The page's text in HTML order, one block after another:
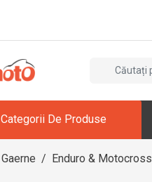
Categorii De Produse
Gaerne / Enduro & Motocross